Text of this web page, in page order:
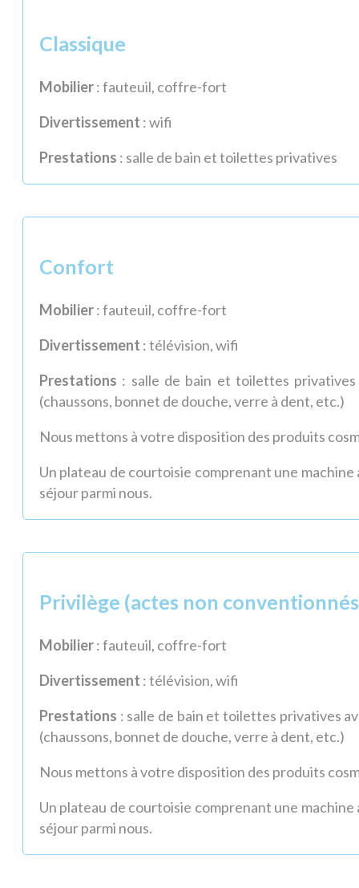
Classique
Mobilier: fauteuil, coffre-fort
Divertissement : wifi
Prestations : salle de bain et toilettes privatives
Confort
Mobilier: fauteuil, coffre-fort
Divertissement : télévision, wifi
Prestations : salle de bain et toilettes
(chaussons, bonnet de douche, verre à dent, etc.)
Nous mettons à votre disposition des produits
Un plateau de courtoisie comprenant une
séjour parmi nous.
Privilège (actes non
Mobilier: fauteuil, coffre-fort
Divertissement : télévision, wifi
Prestations : salle de bain et toilettes privatives
(chaussons, bonnet de douche, verre à dent, etc.)
Nous mettons à votre disposition des produits
Un plateau de courtoisie comprenant une
séjour parmi nous.